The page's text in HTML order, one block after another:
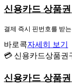
신용카드 상품
결제 즉시 핀번호를 받
바로콕자세히 보기
💳 신용카드상품권
신용카드 상품